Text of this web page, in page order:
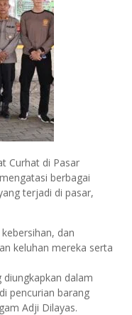
Curhat di Pasar
berbagai
terjadi di pasar,
dan
keluhan mereka serta
dalam
pencurian barang
Adji Dilayas.